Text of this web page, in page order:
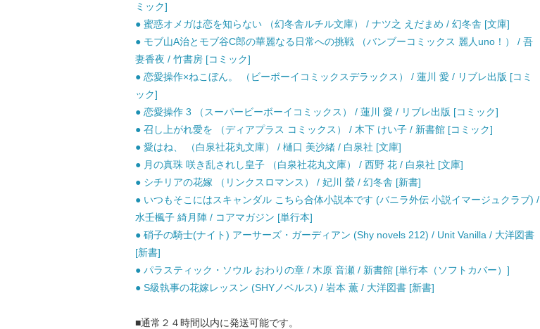
ミック]
● 蜜惑オメガは恋を知らない （幻冬舎ルチル文庫） / ナツ之 えだまめ / 幻冬舎 [文庫]
● モブ山A治とモブ谷C郎の華麗なる日常への挑戦 （バンブーコミックス 麗人uno！） / 吾
妻香夜 / 竹書房 [コミック]
● 恋愛操作×ねこぼん。 （ビーボーイコミックスデラックス） / 蓮川 愛 / リブレ出版 [コミ
ック]
● 恋愛操作 3 （スーパービーボーイコミックス） / 蓮川 愛 / リブレ出版 [コミック]
● 召し上がれ愛を （ディアプラス コミックス） / 木下 けい子 / 新書館 [コミック]
● 愛はね、 （白泉社花丸文庫） / 樋口 美沙緒 / 白泉社 [文庫]
● 月の真珠 咲き乱されし皇子 （白泉社花丸文庫） / 西野 花 / 白泉社 [文庫]
● シチリアの花嫁 （リンクスロマンス） / 妃川 螢 / 幻冬舎 [新書]
● いつもそこにはスキャンダル こちら合体小説本です (バニラ外伝 小説イマージュクラブ) /
水壬楓子 綺月陣 / コアマガジン [単行本]
● 硝子の騎士(ナイト) アーサーズ・ガーディアン (Shy novels 212) / Unit Vanilla / 大洋図書
[新書]
● パラスティック・ソウル おわりの章 / 木原 音瀬 / 新書館 [単行本（ソフトカバー）]
● S級執事の花嫁レッスン (SHYノベルス) / 岩本 薫 / 大洋図書 [新書]
■通常２４時間以内に発送可能です。